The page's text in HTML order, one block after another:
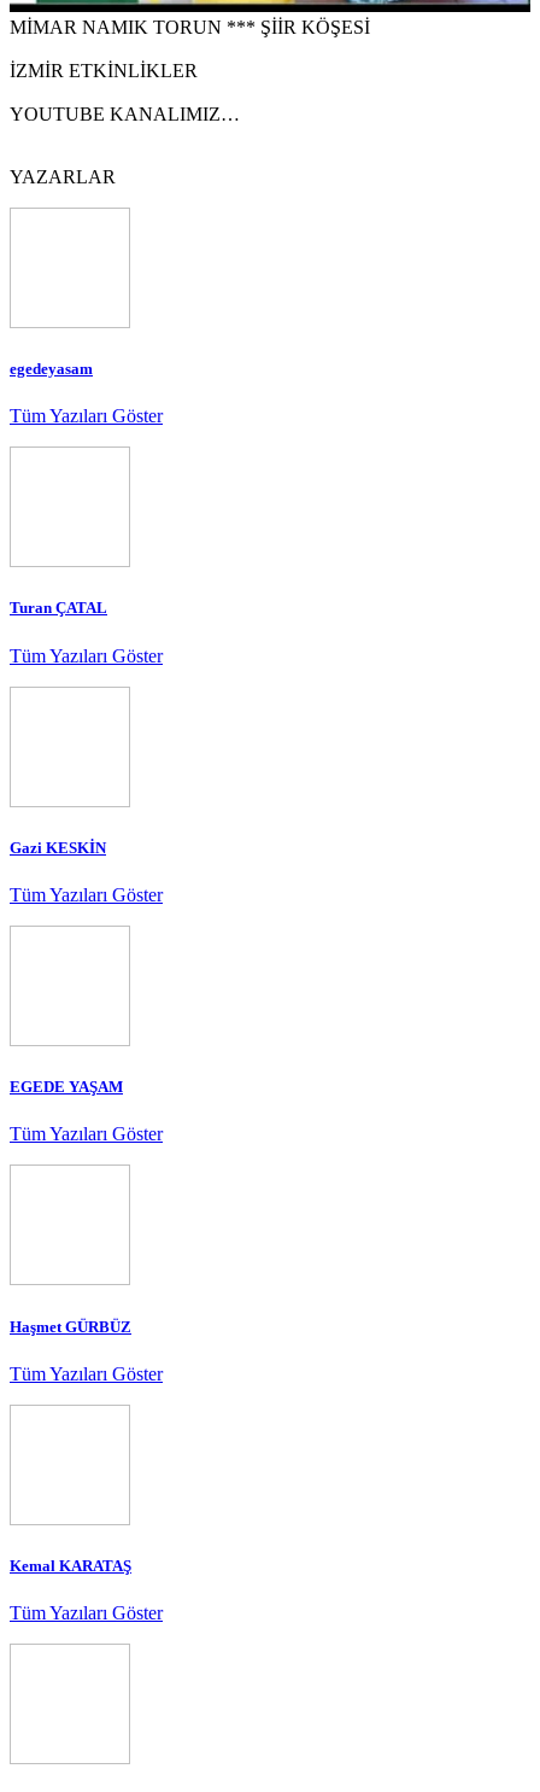
MİMAR NAMIK TORUN *** ŞİİR KÖŞESİ
İZMİR ETKİNLİKLER
YOUTUBE KANALIMIZ…
YAZARLAR
egedeyasam
Tüm Yazıları Göster
Turan ÇATAL
Tüm Yazıları Göster
Gazi KESKİN
Tüm Yazıları Göster
EGEDE YAŞAM
Tüm Yazıları Göster
Haşmet GÜRBÜZ
Tüm Yazıları Göster
Kemal KARATAŞ
Tüm Yazıları Göster